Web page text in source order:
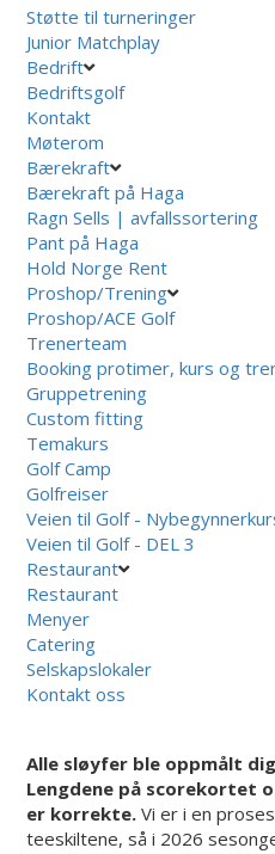
Støtte til turneringer
Junior Matchplay
Bedrift
Bedriftsgolf
Kontakt
Møterom
Bærekraft
Bærekraft på Haga
Ragn Sells | avfallssortering
Pant på Haga
Hold Norge Rent
Proshop/Trening
Proshop/ACE Golf
Trenerteam
Booking protimer, kurs og
Gruppetrening
Custom fitting
Temakurs
Golf Camp
Golfreiser
Veien til Golf -
Veien til Golf - DEL 3
Restaurant
Restaurant
Menyer
Catering
Selskapslokaler
Kontakt oss
Alle sløyfer ble oppmålt
Lengdene på scorekortet
er korrekte. Vi er i en
teeskiltene, så i 2026